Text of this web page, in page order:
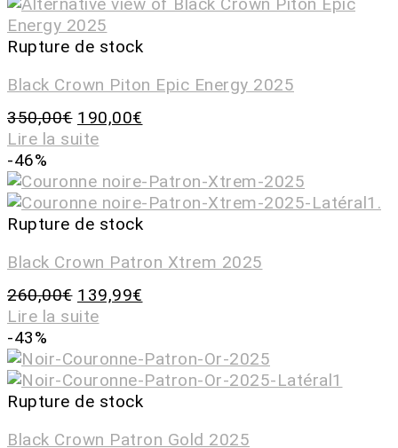
Rupture de stock
Black Crown Piton Epic Energy 2025
350,00€ 190,00€
Lire la suite
-46%
Rupture de stock
Black Crown Patron Xtrem 2025
260,00€ 139,99€
Lire la suite
-43%
Rupture de stock
Black Crown Patron Gold 2025